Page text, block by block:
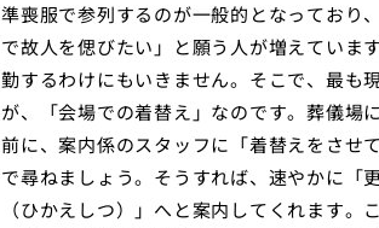
準喪服で参列するのが一般的となっており
で故人を偲びたい」と願う人が増えていま
勤するわけにもいきません。そこで、最も
が、「会場での着替え」なのです。葬儀場
前に、案内係のスタッフに「着替えをさせ
で尋ねましょう。そうすれば、速やかに「
（ひかえしつ）」へと案内してくれます